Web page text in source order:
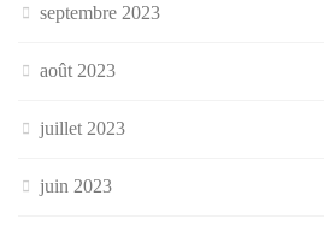
septembre 2023
août 2023
juillet 2023
juin 2023